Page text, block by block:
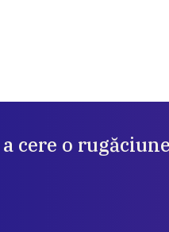
cere o rugăciune